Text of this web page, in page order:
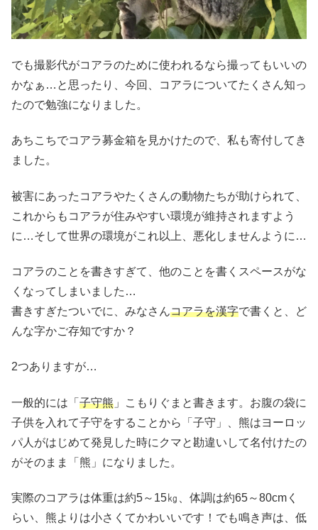
でも撮影代がコアラのために使われるなら撮ってもいいの
かなぁ…と思ったり、今回、コアラについてたくさん知っ
たので勉強になりました。
あちこちでコアラ募金箱を見かけたので、私も寄付してき
ました。
被害にあったコアラやたくさんの動物たちが助けられて、
これからもコアラが住みやすい環境が維持されますよう
に…そして世界の環境がこれ以上、悪化しませんように…
コアラのことを書きすぎて、他のことを書くスペースがな
くなってしまいました…
書きすぎたついでに、みなさんコアラを漢字で書くと、ど
んな字かご存知ですか？
2つありますが…
一般的には「 子守熊 」こもりぐまと書きます。お腹の袋に
子供を入れて子守をすることから「子守」、熊はヨーロッ
パ人がはじめて発見した時にクマと勘違いして名付けたの
がそのまま「熊」になりました。
実際のコアラは体重は約5～15㎏、体調は約65～80cmく
らい、熊よりは小さくてかわいいです！でも鳴き声は、低